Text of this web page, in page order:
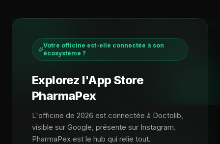
Votre officine est-elle connectée à son
écosystème ?
Explorez l'App Store
PharmaPex
L'officine de 2026 est connectée à Doctolib,
visible sur Google, présente sur Instagram.
PharmaPex est le hub qui relie tout.